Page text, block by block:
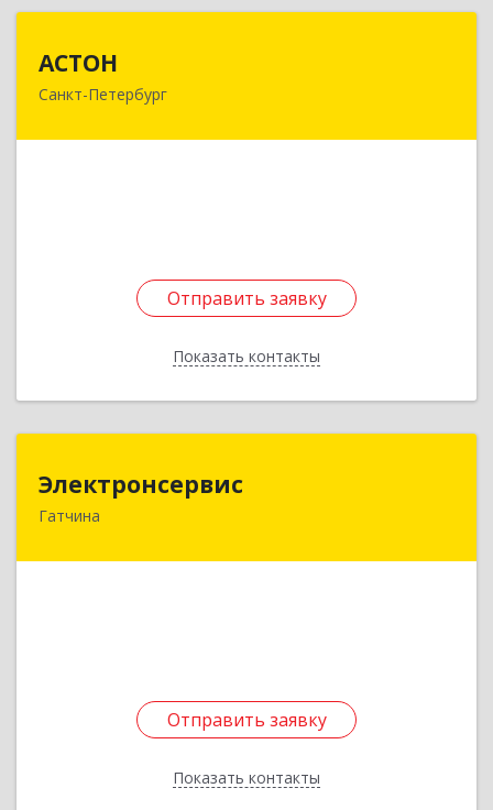
АСТОН
Санкт-Петербург
Отправить заявку
Показать контакты
196210, Санкт-Петербург г, Пилотов ул, дом №
Отправить заявку
Назад
Электронсервис
Гатчина
Отправить заявку
Показать контакты
188304, Ленинградская обл, Гатчина г, К.Маркса
Отправить заявку
Назад